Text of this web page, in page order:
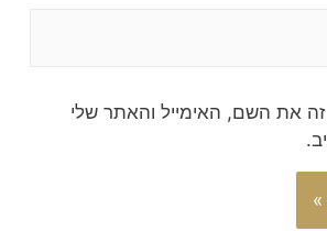
את השם, האימייל והאתר שלי